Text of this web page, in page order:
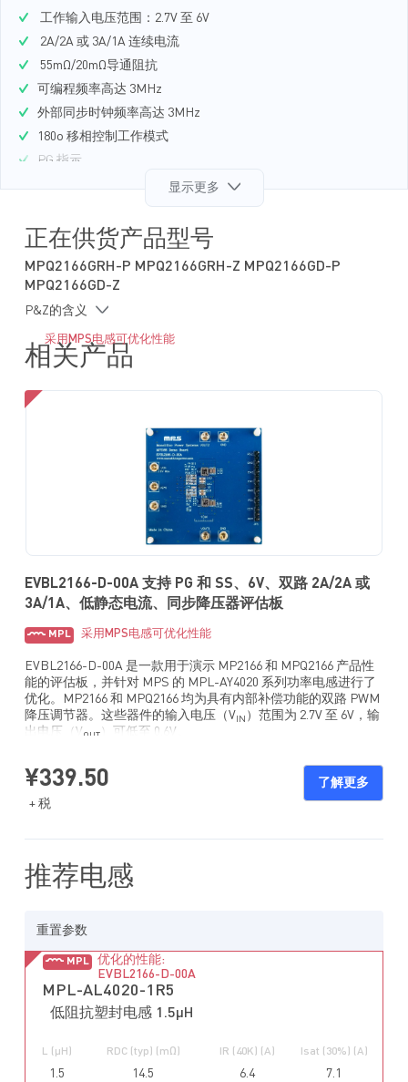
工作输入电压范围：2.7V 至 6V
2A/2A 或 3A/1A 连续电流
55mΩ/20mΩ导通阻抗
可编程频率高达 3MHz
外部同步时钟频率高达 3MHz
180o 移相控制工作模式
PG 指示
可调高级异步模式（AAM）或者强制连续导通模式（CCM）
峰值效率 >90%
支持 100% 占空比
显示更多
正在供货产品型号
MPQ2166GRH-P MPQ2166GRH-Z MPQ2166GD-P
MPQ2166GD-Z
P&Z的含义
相关产品
采用MPS电感可优化性能
EVBL2166-D-00A 支持 PG 和 SS、6V、双路 2A/2A 或
3A/1A、低静态电流、同步降压器评估板
MPL 采用MPS电感可优化性能
EVBL2166-D-00A 是一款用于演示 MP2166 和 MPQ2166 产品性
能的评估板，并针对 MPS 的 MPL-AY4020 系列功率电感进行了
优化。MP2166 和 MPQ2166 均为具有内部补偿功能的双路 PWM
降压调节器。这些器件的输入电压（V IN ）范围为 2.7V 至 6V，输
出电压（V OUT）可低至 0.6V。
（I OUT），具有 60μA 的低静态电流（I
），是单节锂离子电池供
电便携式设备的理想之选。这些器件集成了双路 55mΩ 上管
MOSFET（HS-FET）和 20mΩ 同步整流器（SR），无需外接肖
控制模式以及内部补偿功能，并具有低压差配置功能。两路均可
过温关断保护。
¥339.50
+ 税
了解更多
推荐电感
重置参数
MPL
优化的性能:
EVBL2166-D-00A
MPL-AL4020-1R5
低阻抗塑封电感 1.5µH
L (µH) RDC (typ) (mΩ) IR (40K) (A) Isat (30%) (A)
1.5 14.5 6.4 7.1